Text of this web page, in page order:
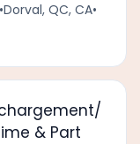
•Dorval, QC, CA•
& Part